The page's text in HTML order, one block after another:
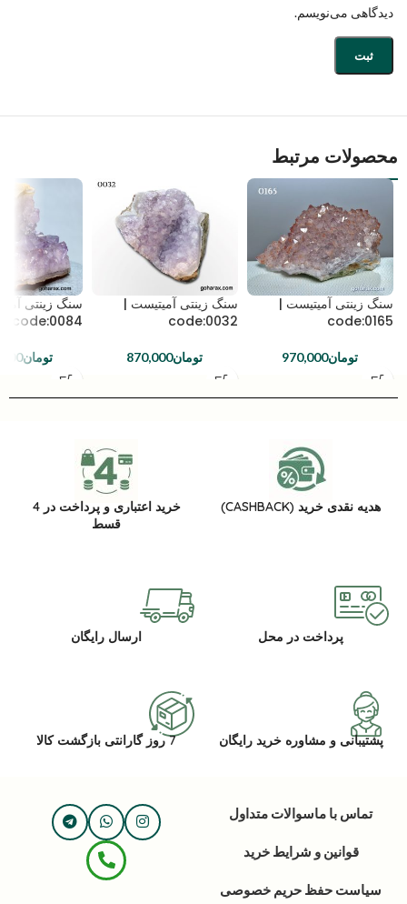
دیدگاهی می‌نویسم.
محصولات مرتبط
سنگ زینتی آمیتیست |
code:0165
تومان970,000
سنگ زینتی آمیتیست |
code:0032
تومان870,000
سنگ زینتی
code:0084
تومان
هدیه نقدی خرید (CASHBACK)
خرید اعتباری و پرداخت در 4
قسط
پرداخت در محل ارسال رایگان
پشتیبانی و مشاوره خرید رایگان 7 روز گارانتی بازگشت کالا
تماس با ماسوالات متداول
قوانین و شرایط خرید
سیاست حفظ حریم خصوصی